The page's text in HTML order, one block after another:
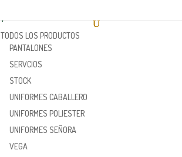
TODOS LOS PRODUCTOS
PANTALONES
SERVCIOS
STOCK
UNIFORMES CABALLERO
UNIFORMES POLIESTER
UNIFORMES SEÑORA
VEGA